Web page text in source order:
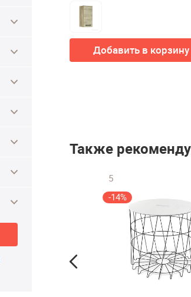
Добавить в корзину
Также
5
-14%